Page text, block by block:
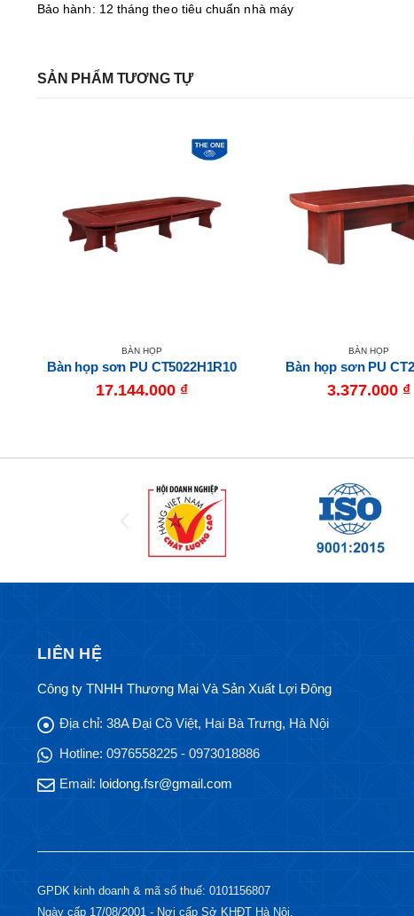
Bảo hành: 12 tháng theo tiêu chuẩn nhà máy
SẢN PHẨM TƯƠNG TỰ
BÀN HỌP
Bàn họp sơn PU CT5022H1R10
17.144.000 ₫
BÀN HỌP
Bàn họp sơn PU
3.377.000 ₫
LIÊN HỆ
Công ty TNHH Thương Mại Và Sản Xuất Lợi Đông
Địa chỉ: 38A Đại Cồ Việt, Hai Bà Trưng, Hà Nội
Hotline: 0976558225 - 0973018886
Email: loidong.fsr@gmail.com
GPDK kinh doanh & mã số thuế: 0101156807
Ngày cấp 17/08/2001 - Nơi cấp Sở KHĐT Hà Nội.